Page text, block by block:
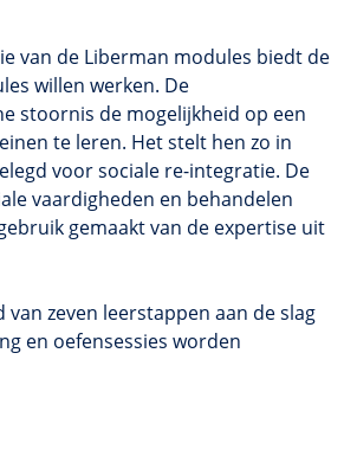
van de Liberman modules biedt de
willen werken. De
stoornis de mogelijkheid op een
te leren. Het stelt hen zo in
voor sociale re-integratie. De
vaardigheden en behandelen
gemaakt van de expertise uit
zeven leerstappen aan de slag
en oefensessies worden